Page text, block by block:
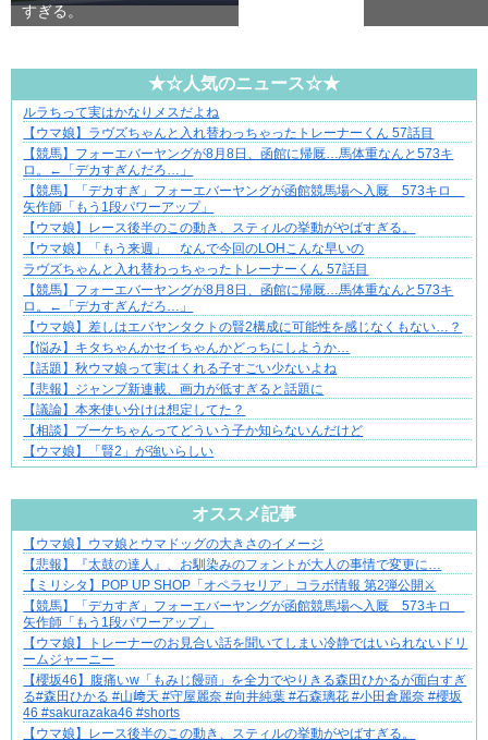
すぎる。
★☆人気のニュース☆★
夫婦なのに、心が一番遠かった日々
ルラちって実はかなりメスだよね
【ウマ娘】ラヴズちゃんと入れ替わっちゃったトレーナーくん 57話目
【競馬】フォーエバーヤングが8月8日、函館に帰厩…馬体重なんと573キ
ロ。←「デカすぎんだろ…」
【競馬】「デカすぎ」フォーエバーヤングが函館競馬場へ入厩 573キロ
矢作師「もう1段パワーアップ」
【ウマ娘】レース後半のこの動き、スティルの挙動がやばすぎる。
【ウマ娘】「もう来週」 なんで今回のLOHこんな早いの
ラヴズちゃんと入れ替わっちゃったトレーナーくん 57話目
【競馬】フォーエバーヤングが8月8日、函館に帰厩…馬体重なんと573キ
ロ。←「デカすぎんだろ…」
【ウマ娘】差しはエバヤンタクトの賢2構成に可能性を感じなくもない…？
【悩み】キタちゃんかセイちゃんかどっちにしようか…
【話題】秋ウマ娘って実はくれる子すごい少ないよね
【悲報】ジャンプ新連載、画力が低すぎると話題に
【議論】本来使い分けは想定してた？
【相談】ブーケちゃんってどういう子か知らないんだけど
【ウマ娘】「賢2」が強いらしい
オススメ記事
知らない土地で、主婦は孤独になる
【ウマ娘】ウマ娘とウマドッグの大きさのイメージ
【悲報】『太鼓の達人』、お馴染みのフォントが大人の事情で変更に…
【ミリシタ】POP UP SHOP「オペラセリア」コラボ情報 第2弾公開⚔
【競馬】「デカすぎ」フォーエバーヤングが函館競馬場へ入厩 573キロ
矢作師「もう1段パワーアップ」
【ウマ娘】トレーナーのお見合い話を聞いてしまい冷静ではいられないドリ
ームジャーニー
【櫻坂46】腹痛いw「もみじ饅頭」を全力でやりきる森田ひかるが面白すぎ
る#森田ひかる #山﨑天 #守屋麗奈 #向井純葉 #石森璃花 #小田倉麗奈 #櫻坂
46 #sakurazaka46 #shorts
【ウマ娘】レース後半のこの動き、スティルの挙動がやばすぎる。